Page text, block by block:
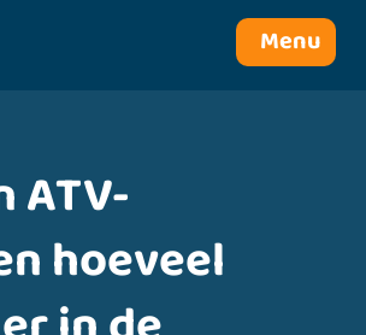
Menu
ATV-
hoeveel